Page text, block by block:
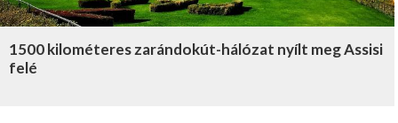
1500 kilométeres zarándokút-hálózat nyílt meg Assisi
felé